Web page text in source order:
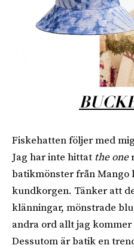
Fiskehatten följer med
Jag har inte hittat the one
batikmönster från Mango
kundkorgen. Tänker att
klänningar, mönstrade
andra ord allt jag
Dessutom är batik en